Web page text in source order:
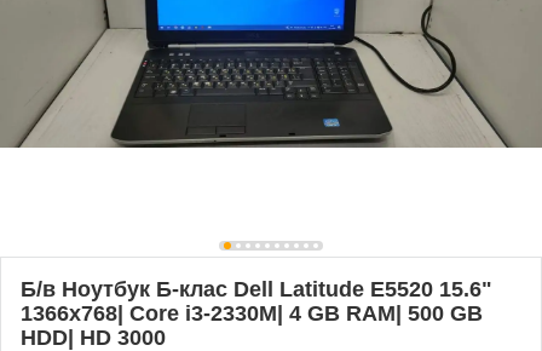
Б/в Ноутбук Б-клас Dell Latitude E5520 15.6"
1366x768| Core i3-2330M| 4 GB RAM| 500 GB
HDD| HD 3000